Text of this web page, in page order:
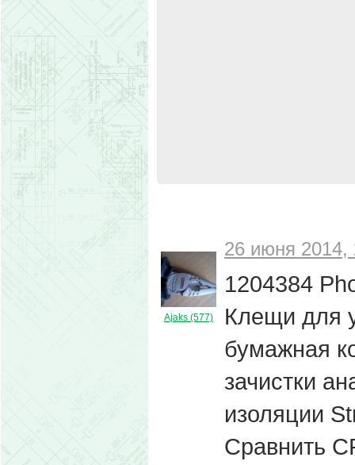
Ajaks (577)
26 июня 2014,
1204384
Клещи для
бумажная
зачистки
изоляции
Сравнить